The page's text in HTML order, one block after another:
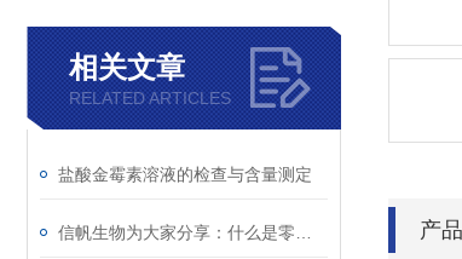
相关文章
RELATED ARTICLES
盐酸金霉素溶液的检查与含量测定
产